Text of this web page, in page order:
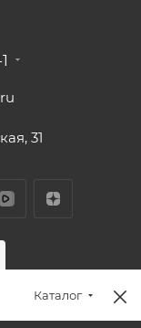
31
Каталог